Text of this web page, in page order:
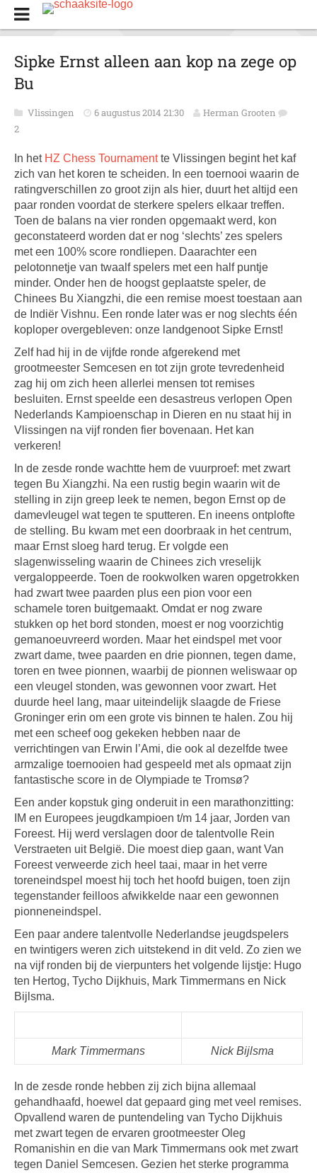
Sipke Ernst alleen aan kop na zege op
Bu
Vlissingen 6 augustus 2014 21:30
Herman Grooten
2
In het HZ Chess Tournamentte Vlissingen begint het kaf
zich van het koren te scheiden. In een toernooi waarin de
ratingverschillen zo groot zijn als hier, duurt het altijd een
paar ronden voordat de sterkere spelers elkaar treffen.
Toen de balans na vier ronden opgemaakt werd, kon
geconstateerd worden dat er nog ‘slechts’ zes spelers
met een 100% score rondliepen. Daarachter een
pelotonnetje van twaalf spelers met een half puntje
minder. Onder hen de hoogst geplaatste speler, de
Chinees Bu Xiangzhi, die een remise moest toestaan aan
de Indiër Vishnu. Een ronde later was er nog slechts één
koploper overgebleven: onze landgenoot Sipke Ernst!
Zelf had hij in de vijfde ronde afgerekend met
grootmeester Semcesen en tot zijn grote tevredenheid
zag hij om zich heen allerlei mensen tot remises
besluiten. Ernst speelde een desastreus verlopen Open
Nederlands Kampioenschap in Dieren en nu staat hij in
Vlissingen na vijf ronden fier bovenaan. Het kan
verkeren!
In de zesde ronde wachtte hem de vuurproef: met zwart
tegen Bu Xiangzhi. Na een rustig begin waarin wit de
stelling in zijn greep leek te nemen, begon Ernst op de
damevleugel wat tegen te sputteren. En ineens ontplofte
de stelling. Bu kwam met een doorbraak in het centrum,
maar Ernst sloeg hard terug. Er volgde een
slagenwisseling waarin de Chinees zich vreselijk
vergaloppeerde. Toen de rookwolken waren opgetrokken
had zwart twee paarden plus een pion voor een
schamele toren buitgemaakt. Omdat er nog zware
stukken op het bord stonden, moest er nog voorzichtig
gemanoeuvreerd worden. Maar het eindspel met voor
zwart dame, twee paarden en drie pionnen, tegen dame,
toren en twee pionnen, waarbij de pionnen weliswaar op
een vleugel stonden, was gewonnen voor zwart. Het
duurde heel lang, maar uiteindelijk slaagde de Friese
Groninger erin om een grote vis binnen te halen. Zou hij
met een scheef oog gekeken hebben naar de
verrichtingen van Erwin l’Ami, die ook al dezelfde twee
armzalige toernooien had gespeeld met als opmaat zijn
fantastische score in de Olympiade te Tromsø?
Een ander kopstuk ging onderuit in een marathonzitting:
IM en Europees jeugdkampioen t/m 14 jaar, Jorden van
Foreest. Hij werd verslagen door de talentvolle Rein
Verstraeten uit België. Die moest diep gaan, want Van
Foreest verweerde zich heel taai, maar in het verre
toreneindspel moest hij toch het hoofd buigen, toen zijn
tegenstander feilloos afwikkelde naar een gewonnen
pionneneindspel.
Een paar andere talentvolle Nederlandse jeugdspelers
en twintigers weren zich uitstekend in dit veld. Zo zien we
na vijf ronden bij de vierpunters het volgende lijstje: Hugo
ten Hertog, Tycho Dijkhuis, Mark Timmermans en Nick
Bijlsma.
Mark Timmermans Nick Bijlsma
In de zesde ronde hebben zij zich bijna allemaal
gehandhaafd, hoewel dat gepaard ging met veel remises.
Opvallend waren de puntendeling van Tycho Dijkhuis
met zwart tegen de ervaren grootmeester Oleg
Romanishin en die van Mark Timmermans ook met zwart
tegen Daniel Semcesen. Gezien het sterke programma